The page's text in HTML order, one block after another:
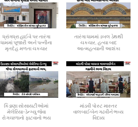
ધ્રાંગધ્રા હાઈવે પર તારંગા
ધામમાં પૂજારી અને પત્નીના
મૃતદેહ મળતા ચકચાર
તારંગા ધામમાં ડબલ ડેથથી
ચકચાર, હત્યા બાદ
આત્મહત્યાની આશંકા
કિડાણા સોસાયટીઓમાં
મેલેરિયા-ડેન્ગ્યુ જેવા
રોગચાળાનો ફાટવાનો ભય
માંડવી પોસ્ટ માસ્તર
વાલબાઈબેન ગઢવીને ભવ્ય
વિદાય